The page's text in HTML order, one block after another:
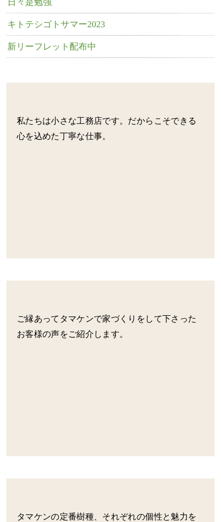
キトテシゴトサマー2023
新リーフレット配布中
私たちは小さな工務店です。だからこそできる
心を込めた丁寧な仕事。
ご縁あってタマケンで家づくりをして下さった
お客様の声をご紹介します。
タマケンの定番樹種、それぞれの個性と魅力を